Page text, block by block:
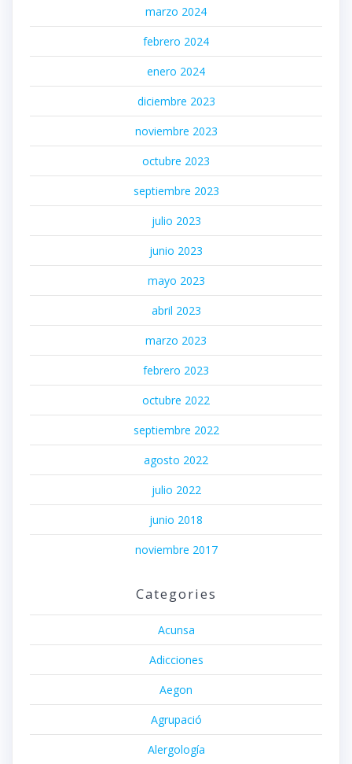
marzo 2024
febrero 2024
enero 2024
diciembre 2023
noviembre 2023
octubre 2023
septiembre 2023
julio 2023
junio 2023
mayo 2023
abril 2023
marzo 2023
febrero 2023
octubre 2022
septiembre 2022
agosto 2022
julio 2022
junio 2018
noviembre 2017
Categories
Acunsa
Adicciones
Aegon
Agrupació
Alergología